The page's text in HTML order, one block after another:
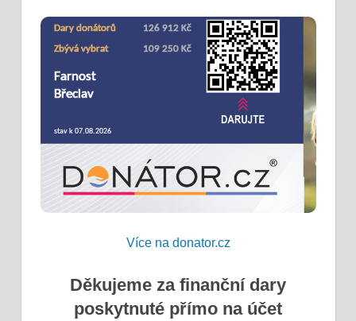
Více na donator.cz
Děkujeme za finanční dary
poskytnuté přímo na účet